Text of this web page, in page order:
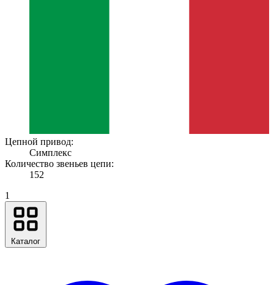
Цепной привод:
Симплекс
Количество звеньев цепи:
152
1
Каталог